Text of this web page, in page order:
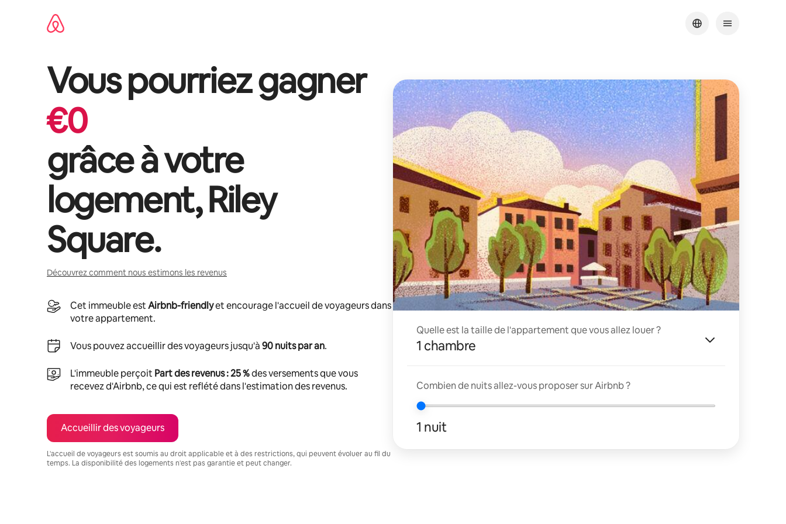
Vous pourriez gagner
€0
grâce à votre
logement,Riley
Square.
Découvrez comment nous estimons les revenus
Cet immeuble estAirbnb-friendlyet encourage l'accueil de voyageurs dans
votre appartement.
Vous pouvez accueillir des voyageurs jusqu'à90 nuits par an.
L'immeuble perçoit Part des revenus : 25 %des versements que vous
recevez d'Airbnb, ce qui est reflété dans l'estimation des revenus.
Accueillir des voyageurs
L'accueil de voyageurs est soumis au droit applicable et à des restrictions, qui peuvent évoluer au fil du
temps. La disponibilité des logements n'est pas garantie et peut changer.
Quelle est la taille de l'appartement que vous allez louer ?
1 chambre
Combien de nuits allez-vous proposer sur Airbnb ?
1 nuit